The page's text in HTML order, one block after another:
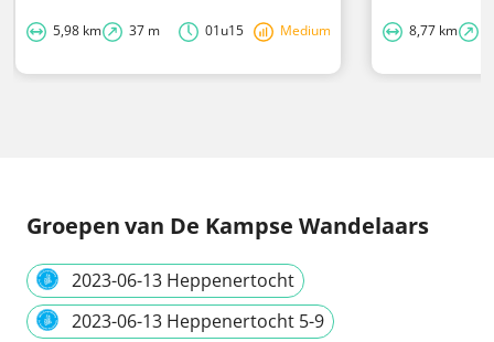
5,98 km 37 m 01u15 Medium 8,77 km
Groepenvan De Kampse Wandelaars
2023-06-13 Heppenertocht
2023-06-13 Heppenertocht 5-9